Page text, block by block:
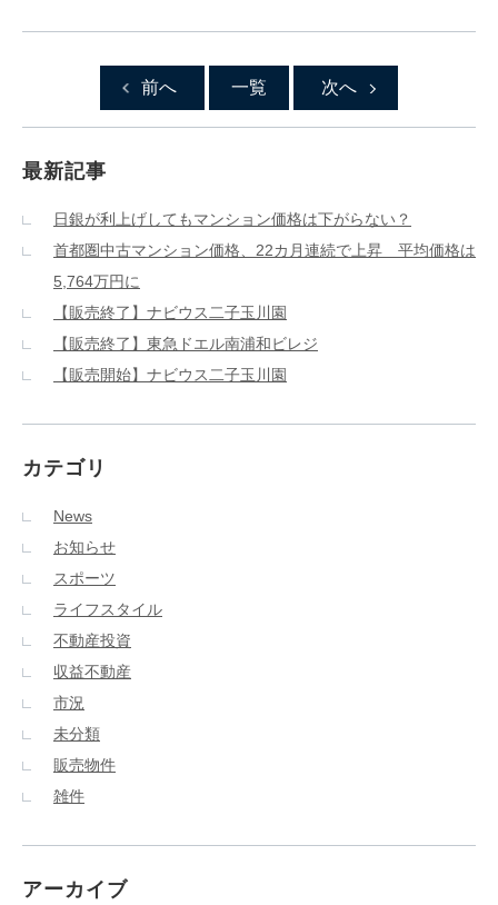
前へ 一覧 次へ
最新記事
日銀が利上げしてもマンション価格は下がらない？
首都圏中古マンション価格、22カ月連続で上昇 平均価格は
5,764万円に
【販売終了】ナビウス二子玉川園
【販売終了】東急ドエル南浦和ビレジ
【販売開始】ナビウス二子玉川園
カテゴリ
News
お知らせ
スポーツ
ライフスタイル
不動産投資
収益不動産
市況
未分類
販売物件
雑件
アーカイブ